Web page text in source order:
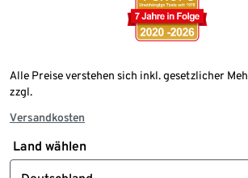
Alle Preise verstehen sich inkl. gesetzlicher
zzgl.
Versandkosten
Land wählen